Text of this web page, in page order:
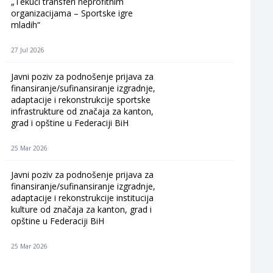
organizacijama – Sportske igre
mladih“
27 Jul 2026
Javni poziv za podnošenje prijava za
finansiranje/sufinansiranje izgradnje,
adaptacije i rekonstrukcije sportske
infrastrukture od značaja za kanton,
grad i opštine u Federaciji BiH
25 Mar 2026
Javni poziv za podnošenje prijava za
finansiranje/sufinansiranje izgradnje,
adaptacije i rekonstrukcije institucija
kulture od značaja za kanton, grad i
opštine u Federaciji BiH
25 Mar 2026